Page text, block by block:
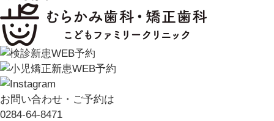
お問い合わせ・ご予約は
0284-64-8471